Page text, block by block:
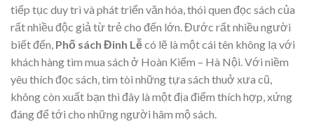
tiếp tục duy trì và phát triển văn hóa, thói quen đọc sách của
rất nhiều độc giả từ trẻ cho đến lớn. Đước rất nhiều người
biết đến, Phố sách Đinh Lễcó lẽ là một cái tên không lạ với
khách hàng tìm mua sách ở Hoàn Kiếm – Hà Nội. Với niềm
yêu thích đọc sách, tìm tòi những tựa sách thuở xưa cũ,
không còn xuất bạn thì đây là một địa điểm thích hợp, xứng
đáng để tới cho những người hâm mộ sách.